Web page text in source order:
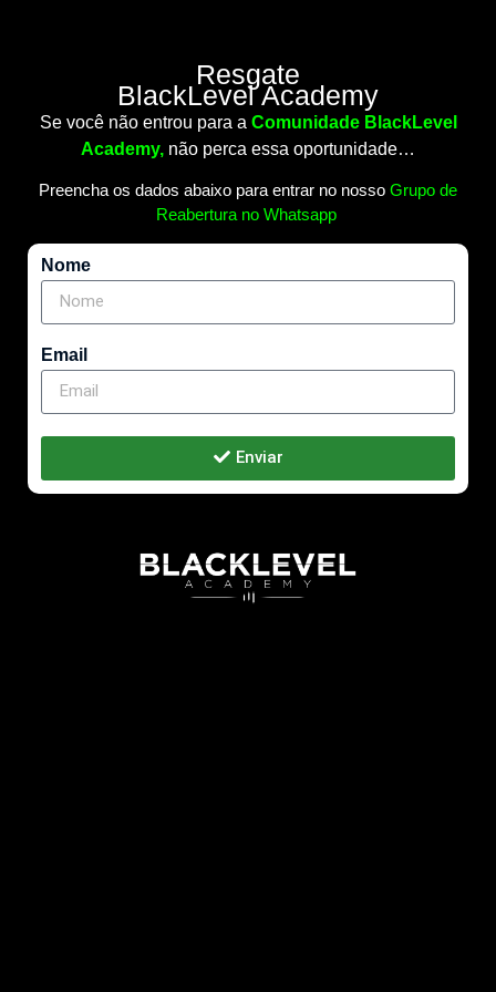
Resgate
BlackLevel Academy
Se você não entrou para a Comunidade BlackLevel
Academy, não perca essa oportunidade…
Preencha os dados abaixo para entrar no nosso Grupo de
Reabertura no Whatsapp
Nome
Email
Enviar